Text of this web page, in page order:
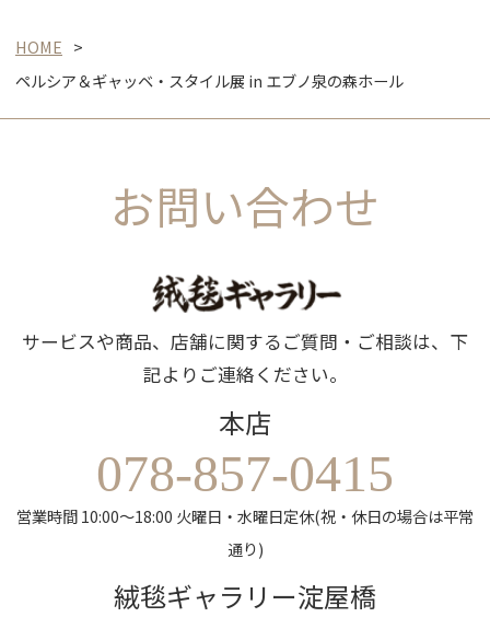
HOME
ペルシア＆ギャッベ・スタイル展 in エブノ泉の森ホール
お問い合わせ
サービスや商品、店舗に関するご質問・ご相談は、下
記よりご連絡ください。
本店
078-857-0415
営業時間 10:00～18:00 火曜日・水曜日定休(祝・休日の場合は平常
通り)
絨毯ギャラリー淀屋橋